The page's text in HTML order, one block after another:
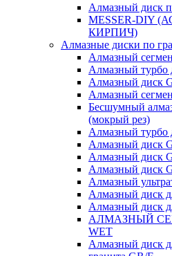
Алмазный диск
MESSER-DIY
КИРПИЧ)
Алмазные диски по
Алмазный
Алмазный турбо
Алмазный диск
Алмазный
Бесшумный
(мокрый рез)
Алмазный турбо
Алмазный диск
Алмазный диск
Алмазный диск
Алмазный
Алмазный диск
Алмазный диск
АЛМАЗНЫЙ
WET
Алмазный диск